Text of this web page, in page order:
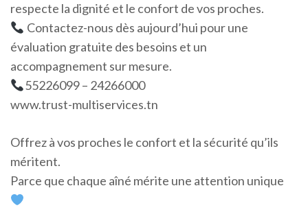
respecte la dignité et le confort de vos proches.
Contactez-nous dès aujourd’hui pour une
évaluation gratuite des besoins et un
accompagnement sur mesure.
55226099 – 24266000
www.trust-multiservices.tn
Offrez à vos proches le confort et la sécurité qu’ils
méritent.
Parce que chaque aîné mérite une attention unique